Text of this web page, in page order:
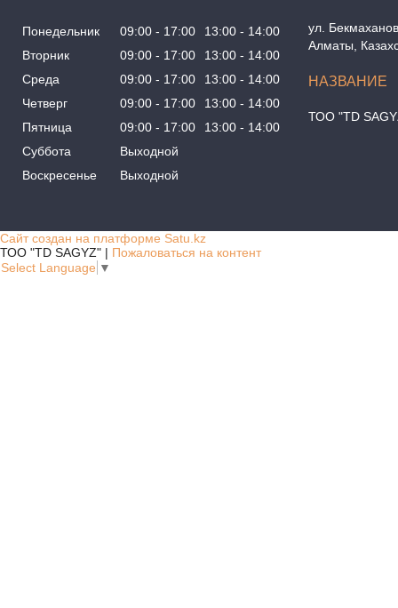
Понедельник 09:00 17:00 13:00
14:00
Вторник
09:00 17:00 13:00
14:00
Среда
09:00 17:00 13:00
14:00
Четверг
09:00 17:00 13:00
14:00
Пятница
09:00 17:00 13:00
14:00
Суббота
Выходной
Воскресенье
Выходной
ул.
Алматы,
ТОО "TD
Сайт создан на платформе Satu.kz
ТОО "TD SAGYZ" | Пожаловаться на контент
Select Language ▼